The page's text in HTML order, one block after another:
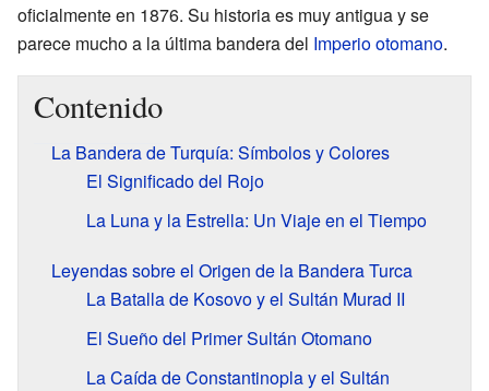
oficialmente en 1876. Su historia es muy antigua y se
parece mucho a la última bandera del Imperio otomano.
Contenido
La Bandera de Turquía: Símbolos y Colores
El Significado del Rojo
La Luna y la Estrella: Un Viaje en el Tiempo
Leyendas sobre el Origen de la Bandera Turca
La Batalla de Kosovo y el Sultán Murad II
El Sueño del Primer Sultán Otomano
La Caída de Constantinopla y el Sultán